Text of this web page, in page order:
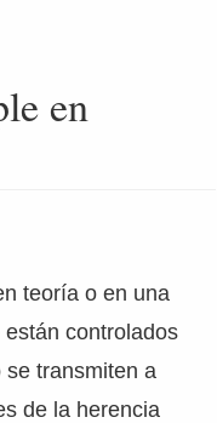
en
teoría o en una
controlados
transmiten a
de la herencia